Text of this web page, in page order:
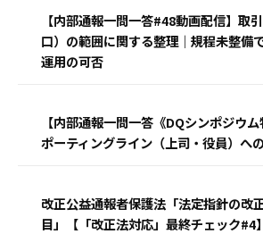
【内部通報一問一答#48動画配信】取
口）の範囲に関する整理｜規程未整備
運用の可否
【内部通報一問一答《DQシンポジウ
ポーティングライン（上司・役員）へ
改正公益通報者保護法「法定指針の改
目」【「改正法対応」最終チェック#4】